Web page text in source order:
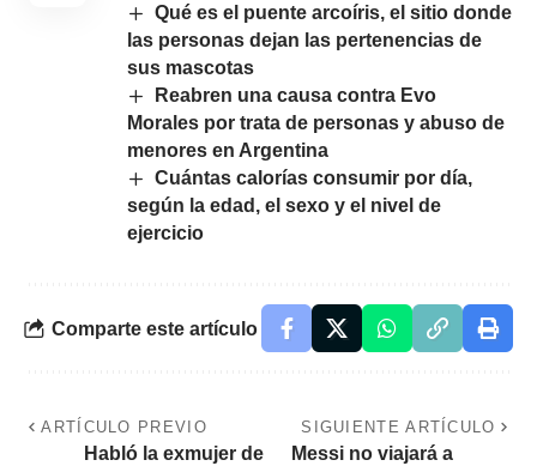
Qué es el puente arcoíris, el sitio donde
las personas dejan las pertenencias de
sus mascotas
Reabren una causa contra Evo
Morales por trata de personas y abuso de
menores en Argentina
Cuántas calorías consumir por día,
según la edad, el sexo y el nivel de
ejercicio
Comparte este artículo
ARTÍCULO PREVIO
Habló la exmujer de
SIGUIENTE ARTÍCULO
Messi no viajará a